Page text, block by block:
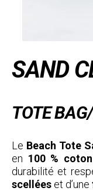
SAND
TOTE
Le Beach Tote
en 100 %
durabilité et
scellées et d’une